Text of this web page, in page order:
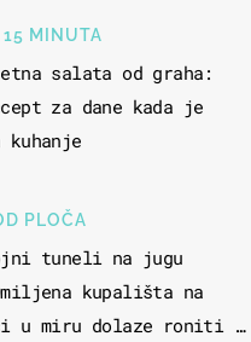
MINUTA
salata od graha:
za dane kada je
kuhanje
PLOČA
tuneli na jugu
kupališta na
u miru dolaze roniti i